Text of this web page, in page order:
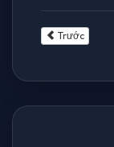
Trước